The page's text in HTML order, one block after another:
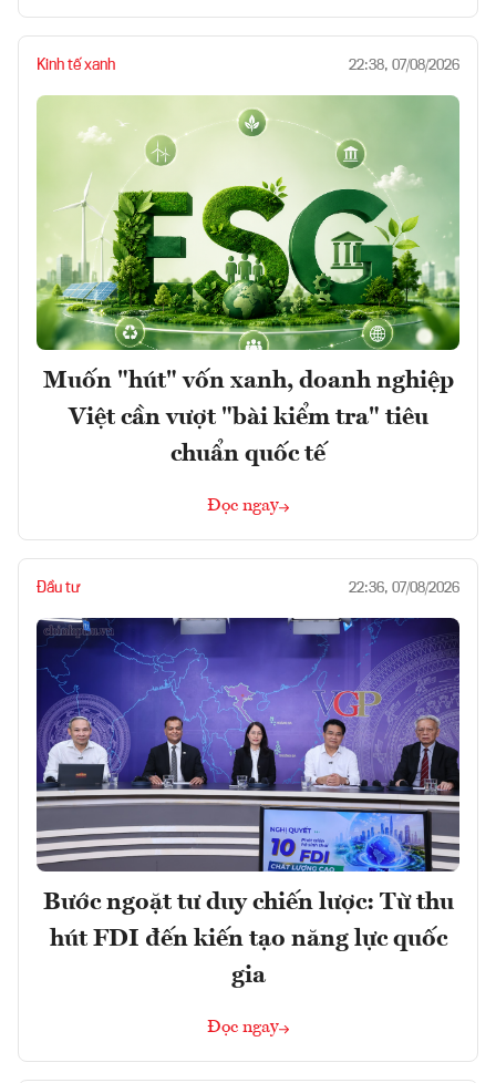
Kinh tế xanh 22:38, 07/08/2026
Muốn "hút" vốn xanh, doanh nghiệp
Việt cần vượt "bài kiểm tra" tiêu
chuẩn quốc tế
Đọc ngay
Đầu tư 22:36, 07/08/2026
Bước ngoặt tư duy chiến lược: Từ thu
hút FDI đến kiến tạo năng lực quốc
gia
Đọc ngay